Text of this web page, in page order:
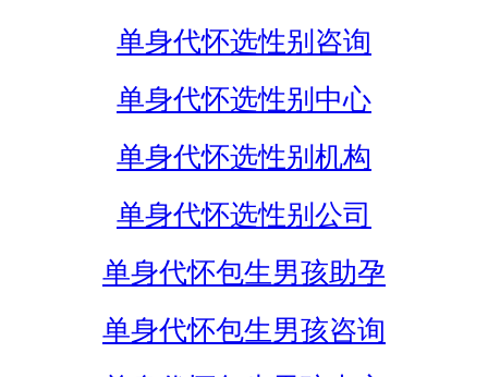
单身代怀选性别咨询
单身代怀选性别中心
单身代怀选性别机构
单身代怀选性别公司
单身代怀包生男孩助孕
单身代怀包生男孩咨询